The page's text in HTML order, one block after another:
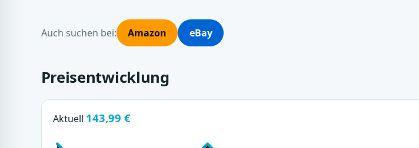
Auch suchen bei: Amazon eBay
Preisentwicklung
Aktuell 143,99 €